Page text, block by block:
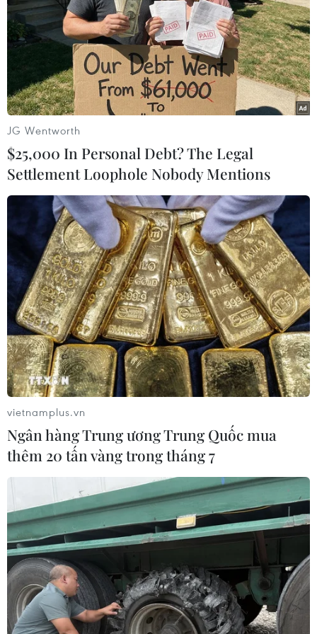
PetroVietnam trao ủng hộ 50 tỷ đồng cho
Quỹ vaccine phòng COVID-19
29/05/2021 01:29
Tính từ 2020 đến nay, người lao động Dầu khí đã chung
tay, đóng góp, hỗ trợ phòng, chống dịch COVID-19 tổng
số tiền trên 100 tỷ đồng.
VNPT ủng hộ 400 tỷ đồng vào Quỹ vaccine
JG Wentworth
$25,000 In Personal Debt? The Legal
Settlement Loophole Nobody Mentions
vietnamplus.vn
Ngân hàng Trung ương Trung Quốc mua
thêm 20 tấn vàng trong tháng 7